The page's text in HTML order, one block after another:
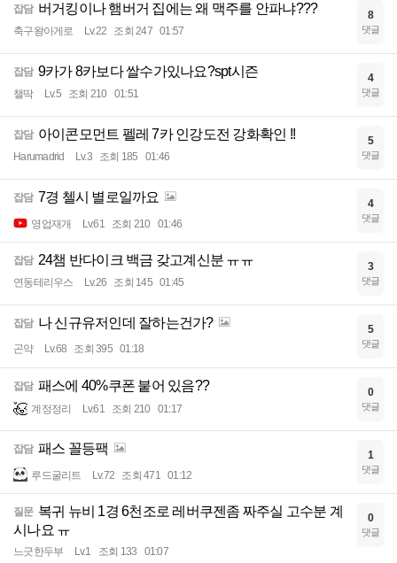
잡담 버거킹이나 햄버거 집에는 왜 맥주를 안파냐???
축구왕아게로 Lv.22 조회 247 01:57
8
댓글
잡담 9카가 8카보다 쌀수가있나요?spt시즌
챌딱 Lv.5 조회 210 01:51
4
댓글
잡담 아이콘모먼트 펠레 7카 인강도전 강화확인 !!
Harumadrid Lv.3 조회 185 01:46
5
댓글
잡담 7경 첼시 별로일까요
영업재개 Lv.61 조회 210 01:46
4
댓글
잡담 24챔 반다이크 백금 갖고계신분 ㅠㅠ
연동테리우스 Lv.26 조회 145 01:45
3
댓글
잡담 나 신규유저인데 잘하는건가?
곤약 Lv.68 조회 395 01:18
5
댓글
잡담 패스에 40%쿠폰 붙어 있음??
계정정리 Lv.61 조회 210 01:17
0
댓글
잡담 패스 꼴등팩
루드굴리트 Lv.72 조회 471 01:12
1
댓글
질문 복귀 뉴비 1경 6천조로 레버쿠젠좀 짜주실 고수분 계
시나요 ㅠ
느긋한두부 Lv.1 조회 133 01:07
0
댓글